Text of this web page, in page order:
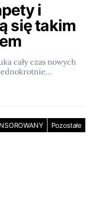
i
się takim
cały czas nowych
Pozostałe